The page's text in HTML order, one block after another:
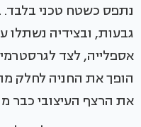
נתפס כשטח טכני
גבעות, ובצידיה נשתלו
אספלייה, לצד
הופך את החניה לחלק
את הרצף העיצובי כבר